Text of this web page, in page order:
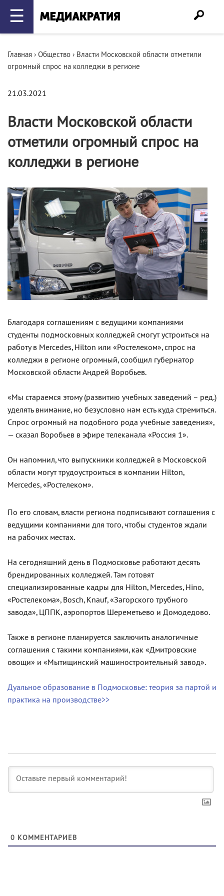
☰
Главная › Общество › Власти Московской области отметили
огромный спрос на колледжи в регионе
21.03.2021
Власти Московской области
отметили огромный спрос на
колледжи в регионе
Благодаря соглашениям с ведущими компаниями
студенты подмосковных колледжей смогут устроиться на
работу в Mercedes, Hilton или «Ростелеком», спрос на
колледжи в регионе огромный, сообщил губернатор
Московской области Андрей Воробьев.
«Мы стараемся этому (развитию учебных заведений – ред.)
уделять внимание, но безусловно нам есть куда стремиться.
Спрос огромный на подобного рода учебные заведения»,
— сказал Воробьев в эфире телеканала «Россия 1».
Он напомнил, что выпускники колледжей в Московской
области могут трудоустроиться в компании Hilton,
Mercedes, «Ростелеком».
По его словам, власти региона подписывают соглашения с
ведущими компаниями для того, чтобы студентов ждали
на рабочих местах.
На сегодняшний день в Подмосковье работают десять
брендированных колледжей. Там готовят
специализированные кадры для Hilton, Mercedes, Hino,
«Ростелекома», Bosch, Knauf, «Загорского трубного
завода», ЦППК, аэропортов Шереметьево и Домодедово.
Также в регионе планируется заключить аналогичные
соглашения с такими компаниями, как «Дмитровские
овощи» и «Мытищинский машиностроительный завод».
Дуальное образование в Подмосковье: теория за партой и
практика на производстве>>
0 КОММЕНТАРИЕВ